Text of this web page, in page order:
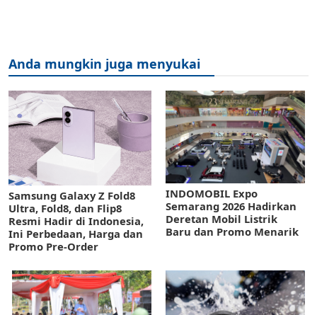
Anda mungkin juga menyukai
Samsung Galaxy Z Fold8
Ultra, Fold8, dan Flip8
Resmi Hadir di Indonesia,
Ini Perbedaan, Harga dan
Promo Pre-Order
INDOMOBIL Expo
Semarang 2026 Hadirkan
Deretan Mobil Listrik
Baru dan Promo Menarik